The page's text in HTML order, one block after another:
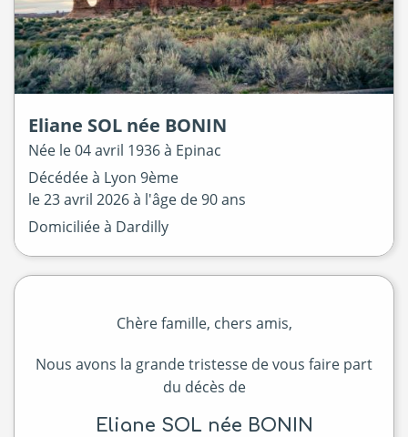
Eliane SOL née BONIN
Née le04 avril 1936 à Epinac
Décédée à Lyon 9ème
le23 avril 2026à l'âge de 90 ans
Domiciliée à Dardilly
Chère famille, chers amis,
Nous avons la grande tristesse de vous faire part
du décès de
Eliane SOL née BONIN